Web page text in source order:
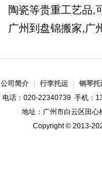
陶瓷等贵重工艺品,
广州到盘锦搬家,广
公司简介 行李托运
钢琴托
电话：020-22340739 手机：
地址：广州市白云区田
Copyright © 2013-